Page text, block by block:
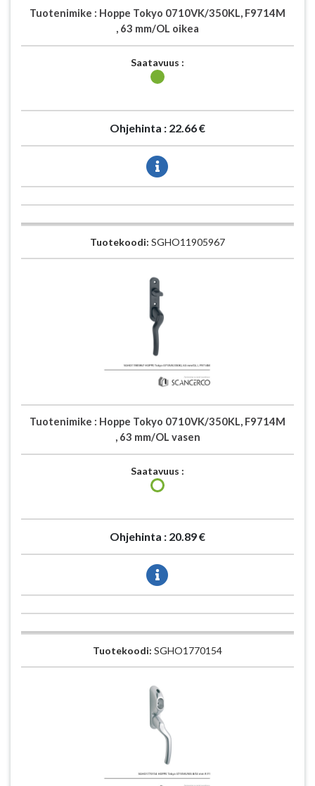
Tuotenimike : Hoppe Tokyo 0710VK/350KL, F9714M
, 63 mm/OL oikea
Saatavuus :
Ohjehinta : 22.66 €
Tuotekoodi: SGHO11905967
Tuotenimike : Hoppe Tokyo 0710VK/350KL, F9714M
, 63 mm/OL vasen
Saatavuus :
Ohjehinta : 20.89 €
Tuotekoodi: SGHO1770154